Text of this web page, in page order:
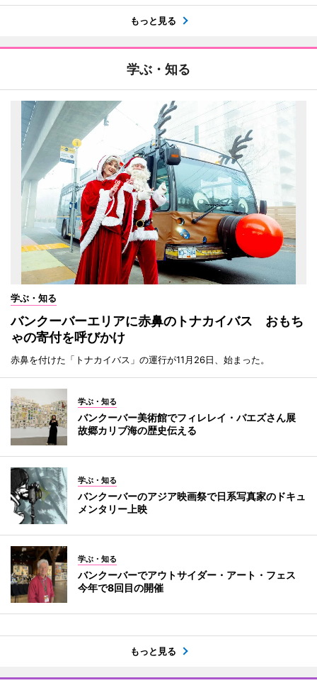
もっと見る
学ぶ・知る
学ぶ・知る
バンクーバーエリアに赤鼻のトナカイバス おもち
ゃの寄付を呼びかけ
赤鼻を付けた「トナカイバス」の運行が11月26日、始まった。
学ぶ・知る
バンクーバー美術館でフィレレイ・バエズさん展
故郷カリブ海の歴史伝える
学ぶ・知る
バンクーバーのアジア映画祭で日系写真家のドキュ
メンタリー上映
学ぶ・知る
バンクーバーでアウトサイダー・アート・フェス
今年で8回目の開催
もっと見る